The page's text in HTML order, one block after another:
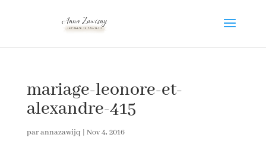
mariage-leonore-et-
alexandre-415
parannazawijq | Nov 4, 2016